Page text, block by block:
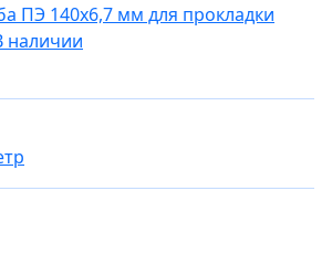
ПЭ 140x6,7 мм для прокладки
наличии